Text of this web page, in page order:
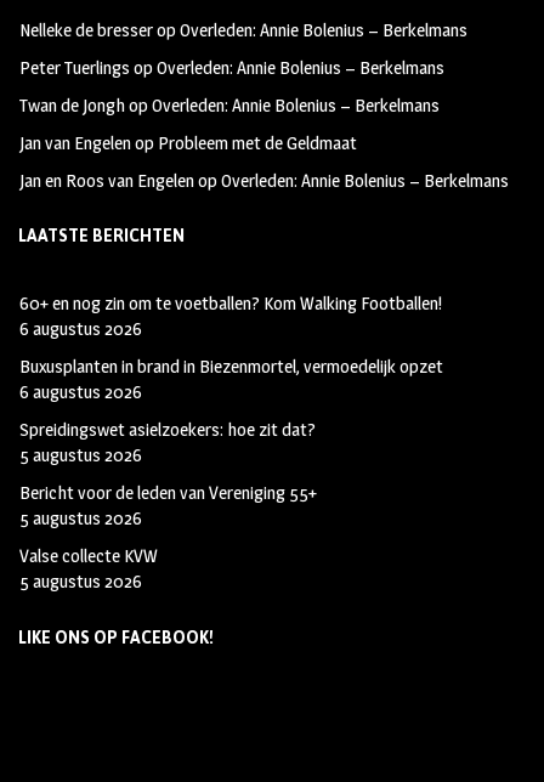
k
m
Nelleke de bresseropOverleden: Annie Bolenius – Berkelmans
Peter Tuerlings opOverleden: Annie Bolenius – Berkelmans
Twan de JonghopOverleden: Annie Bolenius – Berkelmans
Jan van Engelenop Probleem met de Geldmaat
Jan en Roos van EngelenopOverleden: Annie Bolenius – Berkelmans
LAATSTE BERICHTEN
60+ en nog zin om te voetballen? Kom Walking Footballen!
6 augustus 2026
Buxusplanten in brand in Biezenmortel, vermoedelijk opzet
6 augustus 2026
Spreidingswet asielzoekers: hoe zit dat?
5 augustus 2026
Bericht voor de leden van Vereniging 55+
5 augustus 2026
Valse collecte KVW
5 augustus 2026
LIKE ONS OP FACEBOOK!